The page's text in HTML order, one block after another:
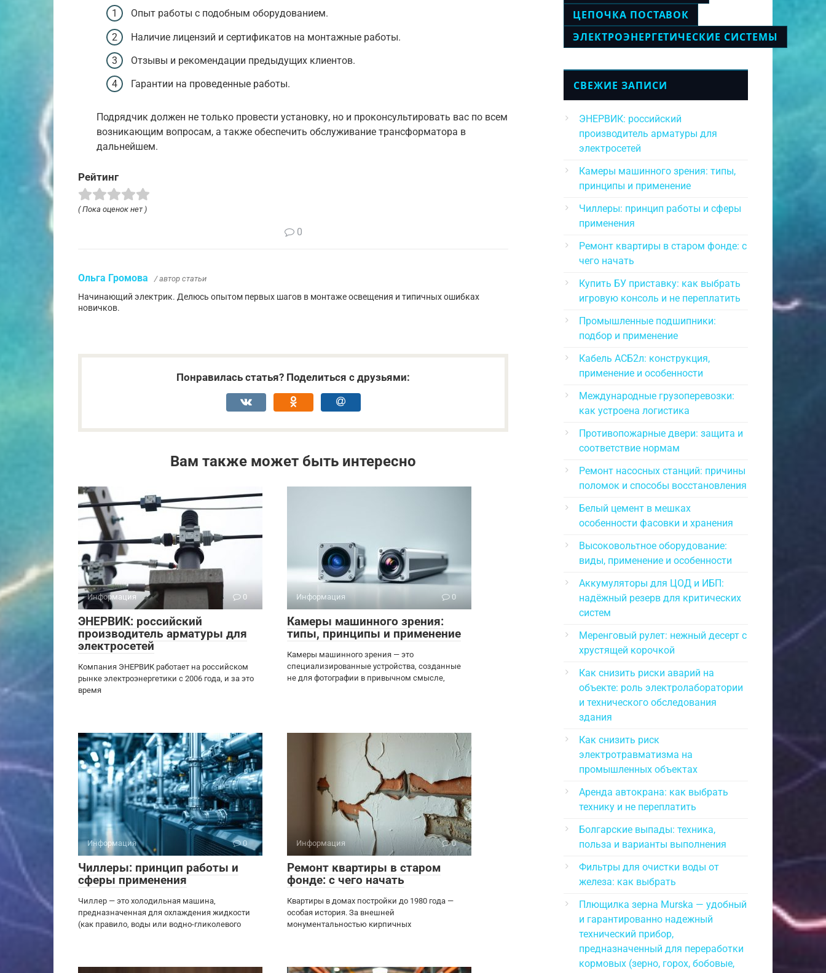
Опыт работы с подобным оборудованием.
Наличие лицензий и сертификатов на монтажные работы.
Отзывы и рекомендации предыдущих клиентов.
Гарантии на проведенные работы.
Подрядчик должен не только провести установку, но и проконсультировать вас по всем
возникающим вопросам, а также обеспечить обслуживание трансформатора в
дальнейшем.
Рейтинг
( Пока оценок нет )
0
Ольга Громова / автор статьи
Начинающий электрик. Делюсь опытом первых шагов в монтаже освещения и типичных ошибках
новичков.
Понравилась статья? Поделиться с друзьями:
Вам также может быть интересно
Информация 0
ЭНЕРВИК: российский
производитель арматуры для
электросетей
Компания ЭНЕРВИК работает на российском
рынке электроэнергетики с 2006 года, и за это
время
Информация 0
Камеры машинного зрения:
типы, принципы и применение
Камеры машинного зрения — это
специализированные устройства, созданные
не для фотографии в привычном смысле,
Информация 0
Чиллеры: принцип работы и
сферы применения
Чиллер — это холодильная машина,
предназначенная для охлаждения жидкости
(как правило, воды или водно-гликолевого
Информация 0
Ремонт квартиры в старом
фонде: с чего начать
Квартиры в домах постройки до 1980 года —
особая история. За внешней
монументальностью кирпичных
ЦЕПОЧКА ПОСТАВОК
ЭЛЕКТРОЭНЕРГЕТИЧЕСКИЕ СИСТЕМЫ
СВЕЖИЕ ЗАПИСИ
ЭНЕРВИК: российский
производитель арматуры для
электросетей
Камеры машинного зрения: типы,
принципы и применение
Чиллеры: принцип работы и сферы
применения
Ремонт квартиры в старом фонде: с
чего начать
Купить БУ приставку: как выбрать
игровую консоль и не переплатить
Промышленные подшипники:
подбор и применение
Кабель АСБ2л: конструкция,
применение и особенности
Международные грузоперевозки:
как устроена логистика
Противопожарные двери: защита и
соответствие нормам
Ремонт насосных станций: причины
поломок и способы восстановления
Белый цемент в мешках
особенности фасовки и хранения
Высоковольтное оборудование:
виды, применение и особенности
Аккумуляторы для ЦОД и ИБП:
надёжный резерв для критических
систем
Меренговый рулет: нежный десерт с
хрустящей корочкой
Как снизить риски аварий на
объекте: роль электролаборатории
и технического обследования
здания
Как снизить риск
электротравматизма на
промышленных объектах
Аренда автокрана: как выбрать
технику и не переплатить
Болгарские выпады: техника,
польза и варианты выполнения
Фильтры для очистки воды от
железа: как выбрать
Плющилка зерна Murska — удобный
и гарантированно надежный
технический прибор,
предназначенный для переработки
кормовых (зерно, горох, бобовые,